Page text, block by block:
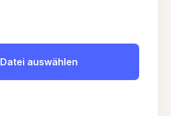
Datei auswählen